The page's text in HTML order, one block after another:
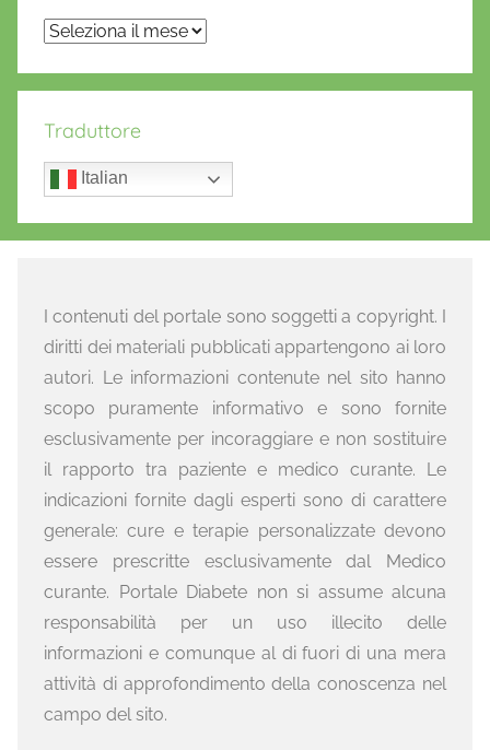
Archivi
Traduttore
Italian
I contenuti del portale sono soggetti a copyright. I
diritti dei materiali pubblicati appartengono ai loro
autori. Le informazioni contenute nel sito hanno
scopo puramente informativo e sono fornite
esclusivamente per incoraggiare e non sostituire
il rapporto tra paziente e medico curante. Le
indicazioni fornite dagli esperti sono di carattere
generale: cure e terapie personalizzate devono
essere prescritte esclusivamente dal Medico
curante. Portale Diabete non si assume alcuna
responsabilità per un uso illecito delle
informazioni e comunque al di fuori di una mera
attività di approfondimento della conoscenza nel
campo del sito.